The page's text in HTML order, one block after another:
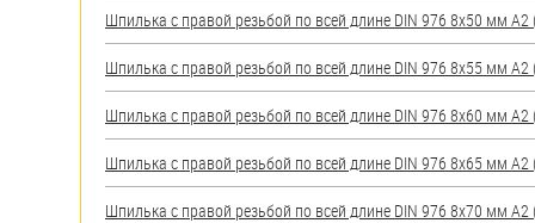
Шайбы
Шпильки
Шплинты
Штифты и пальцы
Шпилька с правой резьбой по всей длине DIN 976 8х50 мм А2
Шпилька с правой резьбой по всей длине DIN 976 8х55 мм А2
Шпилька с правой резьбой по всей длине DIN 976 8х60 мм А2
Шпилька с правой резьбой по всей длине DIN 976 8х65 мм А2
Шпилька с правой резьбой по всей длине DIN 976 8х70 мм А2